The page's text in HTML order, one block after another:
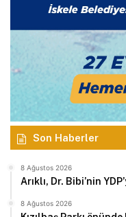
Son Haberler
8 Ağustos 2026
Arıklı, Dr. Bibi’nin
8 Ağustos 2026